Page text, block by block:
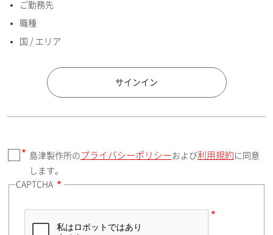
E-mailアドレス（半角英数）
国 / エリア
郵便番号（勤務先）
住所検索
ご勤務先
職種
国 / エリア
サインイン
島津製作所の プライバシーポリシーおよび利用規約 に同意
します。
CAPTCHA